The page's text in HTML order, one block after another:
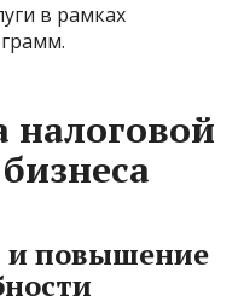
в рамках
и повышение